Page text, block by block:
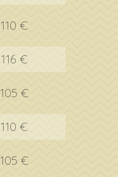
110 €
116 €
105 €
110 €
105 €